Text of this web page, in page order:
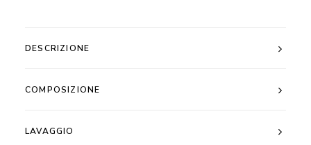
DESCRIZIONE
COMPOSIZIONE
LAVAGGIO